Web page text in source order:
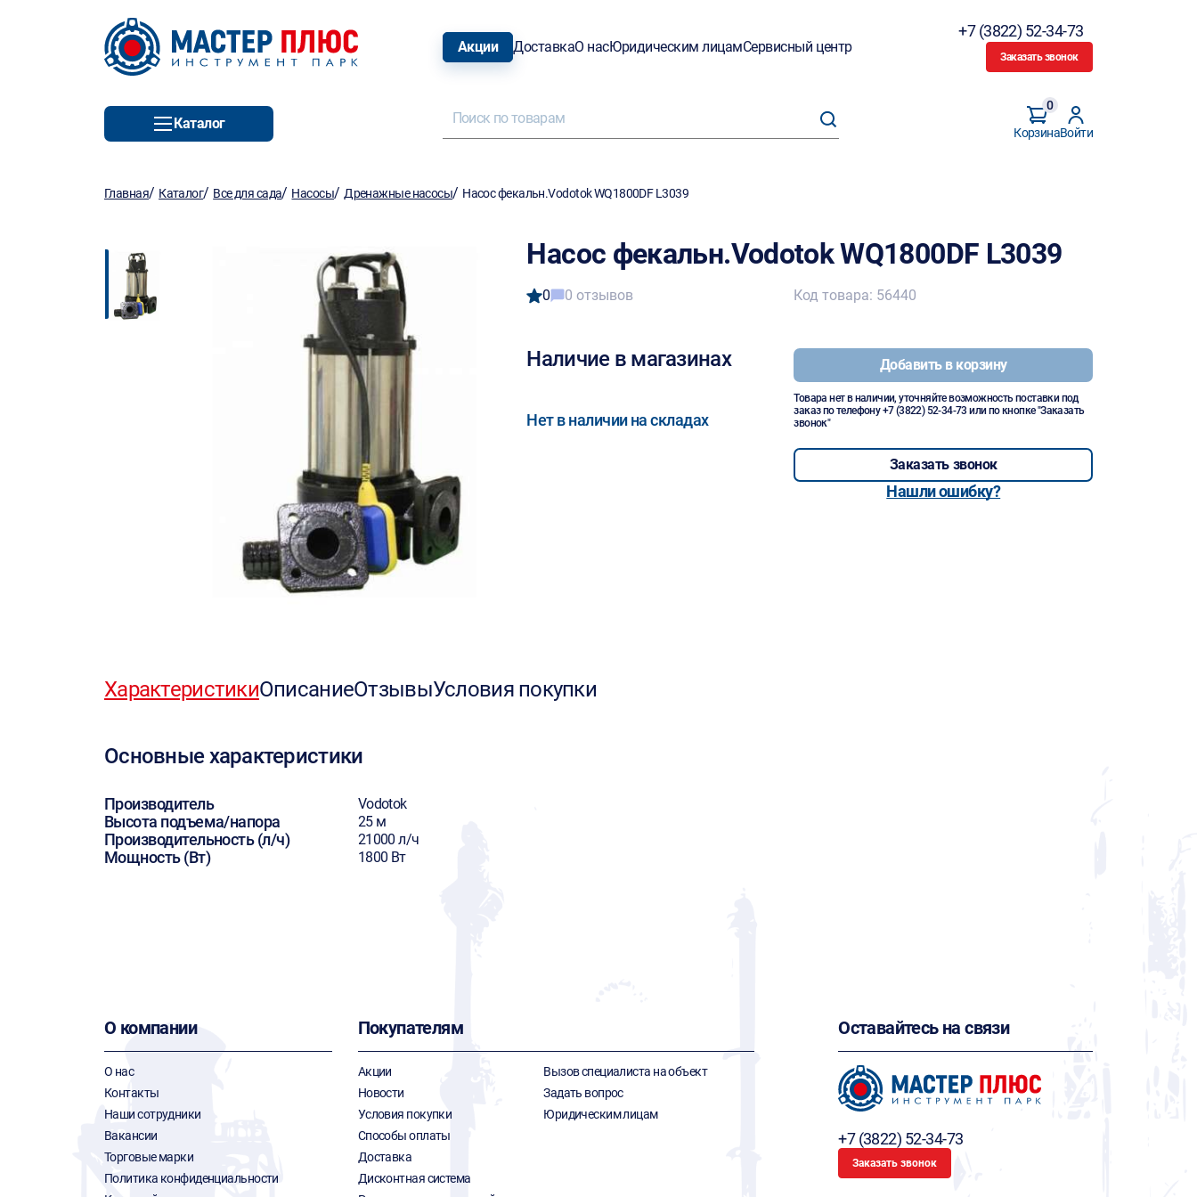
Акции ДоставкаО насЮридическим лицамСервисный центр
+7 (3822) 52-34-73
Заказать звонок
Каталог
Корзина
0
Войти
Главная/ Каталог/ Все для сада/ Насосы/Дренажные насосы/ Насос фекальн.Vodotok WQ1800DF L3039
Насос фекальн.Vodotok WQ1800DF L3039
0 0 отзывов
Наличие в магазинах
Нет в наличии на складах
Код товара: 56440
Добавить в корзину
Товара нет в наличии, уточняйте возможность поставки под
заказ по телефону+7 (3822) 52-34-73 или по кнопке "Заказать
звонок"
Заказать звонок
Нашли ошибку?
ХарактеристикиОписаниеОтзывыУсловия покупки
Основные характеристики
Производитель Vodotok
Высота подъема/напора 25 м
Производительность (л/ч) 21000 л/ч
Мощность (Вт) 1800 Вт
О компании
О нас
Контакты
Наши сотрудники
Вакансии
Торговые марки
Политика конфиденциальности
Покупателям
Акции
Новости
Условия покупки
Способы оплаты
Доставка
Дисконтная система
Вызов специалиста на объект
Задать вопрос
Юридическим лицам
Оставайтесь на связи
+7 (3822) 52-34-73
Заказать звонок